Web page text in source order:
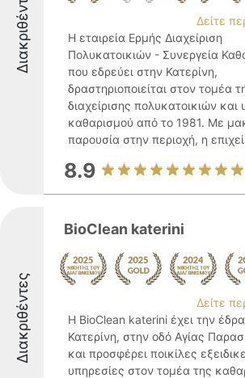
Διακριθέντες
Δείτε
Η εταιρεία Ερμής Διαχείριση
Πολυκατοικιών - Συνεργεία
που εδρεύει στην Κατερίνη,
δραστηριοποιείται στον τομέα
διαχείρισης πολυκατοικιών και
καθαρισμού από το 1981. Με
παρουσία στην περιοχή, η
8.9
Διακριθέντες
BioClean katerini
Δείτε
Η BioClean katerini έχει την
Κατερίνη, στην οδό Αγίας
και προσφέρει ποικίλες
υπηρεσίες στον τομέα της